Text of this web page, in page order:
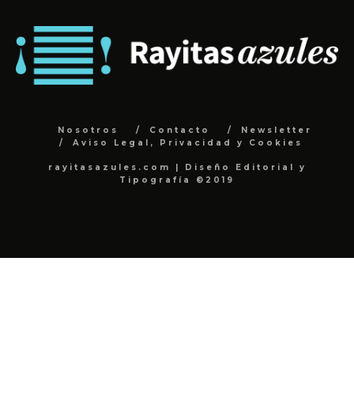
Nosotros Contacto
Newsletter
Aviso Legal, Privacidad y Cookies
rayitasazules.com | Diseño Editorial y
Tipografía ©2019